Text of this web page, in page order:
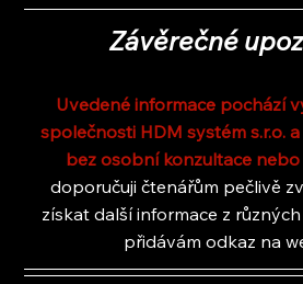
Závěrečné
Uvedené informace pochází
společnosti HDM systém s.r.o.
bez osobní konzultace
doporučuji čtenářům pečlivě
získat další informace z
přidávám odkaz na